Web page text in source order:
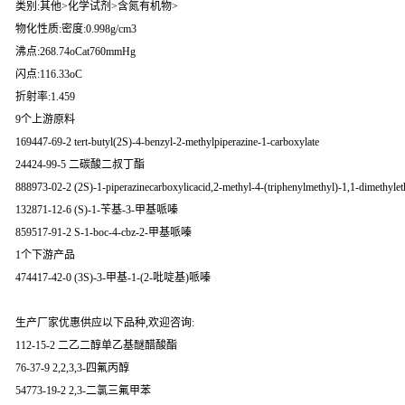
类别:其他>化学试剂>含氮有机物>
物化性质:密度:0.998g/cm3
沸点:268.74oCat760mmHg
闪点:116.33oC
折射率:1.459
9个上游原料
169447-69-2 tert-butyl(2S)-4-benzyl-2-methylpiperazine-1-carboxylate
24424-99-5 二碳酸二叔丁酯
888973-02-2 (2S)-1-piperazinecarboxylicacid,2-methyl-4-(triphenylmethyl)-1,1-
132871-12-6 (S)-1-苄基-3-甲基哌嗪
859517-91-2 S-1-boc-4-cbz-2-甲基哌嗪
1个下游产品
474417-42-0 (3S)-3-甲基-1-(2-吡啶基)哌嗪
生产厂家优惠供应以下品种,欢迎咨询:
112-15-2 二乙二醇单乙基醚醋酸酯
76-37-9 2,2,3,3-四氟丙醇
54773-19-2 2,3-二氯三氟甲苯